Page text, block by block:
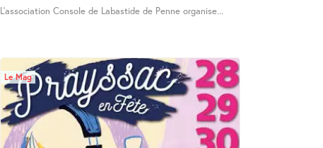
L’association Console de Labastide de Penne organise...
Le Mag